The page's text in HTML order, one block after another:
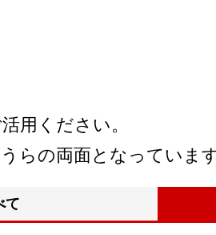
用ください。
らの両面となっています
て